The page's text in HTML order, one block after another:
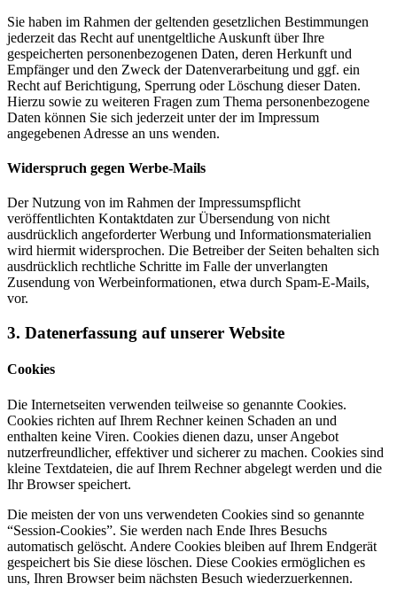
Sie haben im Rahmen der geltenden gesetzlichen Bestimmungen
jederzeit das Recht auf unentgeltliche Auskunft über Ihre
gespeicherten personenbezogenen Daten, deren Herkunft und
Empfänger und den Zweck der Datenverarbeitung und ggf. ein
Recht auf Berichtigung, Sperrung oder Löschung dieser Daten.
Hierzu sowie zu weiteren Fragen zum Thema personenbezogene
Daten können Sie sich jederzeit unter der im Impressum
angegebenen Adresse an uns wenden.
Widerspruch gegen Werbe-Mails
Der Nutzung von im Rahmen der Impressumspflicht
veröffentlichten Kontaktdaten zur Übersendung von nicht
ausdrücklich angeforderter Werbung und Informationsmaterialien
wird hiermit widersprochen. Die Betreiber der Seiten behalten sich
ausdrücklich rechtliche Schritte im Falle der unverlangten
Zusendung von Werbeinformationen, etwa durch Spam-E-Mails,
vor.
3. Datenerfassung auf unserer Website
Cookies
Die Internetseiten verwenden teilweise so genannte Cookies.
Cookies richten auf Ihrem Rechner keinen Schaden an und
enthalten keine Viren. Cookies dienen dazu, unser Angebot
nutzerfreundlicher, effektiver und sicherer zu machen. Cookies sind
kleine Textdateien, die auf Ihrem Rechner abgelegt werden und die
Ihr Browser speichert.
Die meisten der von uns verwendeten Cookies sind so genannte
“Session-Cookies”. Sie werden nach Ende Ihres Besuchs
automatisch gelöscht. Andere Cookies bleiben auf Ihrem Endgerät
gespeichert bis Sie diese löschen. Diese Cookies ermöglichen es
uns, Ihren Browser beim nächsten Besuch wiederzuerkennen.